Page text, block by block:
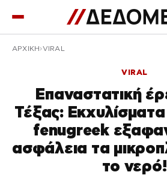
ΑΡΧΙΚΉ VIRAL
VIRAL
Επαναστατική
Τέξας: Εκχυλίσματα
fenugreek
ασφάλεια τα
το νερό!